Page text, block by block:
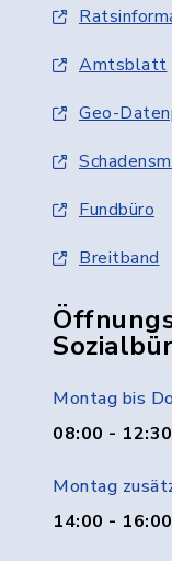
Amtsblatt
Geo-
Fundbüro
Breitband
Montag bis
08:00 -
Montag
14:00 -